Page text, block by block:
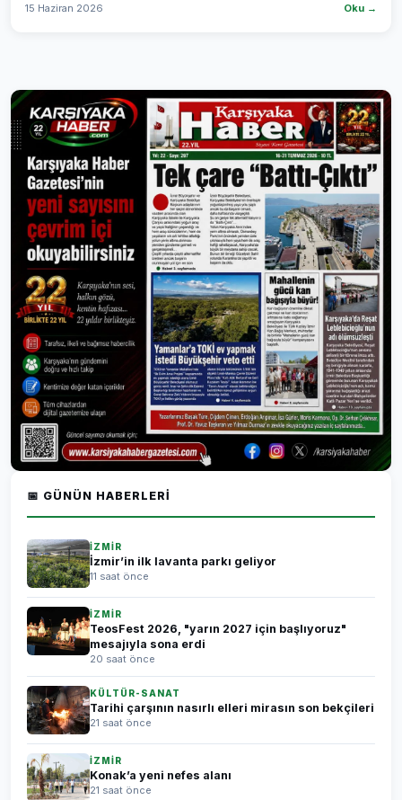
15 Haziran 2026 Oku →
📅 GÜNÜN HABERLERI
İZMİR
İzmir’in ilk lavanta parkı geliyor
11 saat önce
İZMİR
TeosFest 2026, "yarın 2027 için başlıyoruz"
mesajıyla sona erdi
20 saat önce
KÜLTÜR-SANAT
Tarihi çarşının nasırlı elleri mirasın son bekçileri
21 saat önce
İZMİR
Konak’a yeni nefes alanı
21 saat önce